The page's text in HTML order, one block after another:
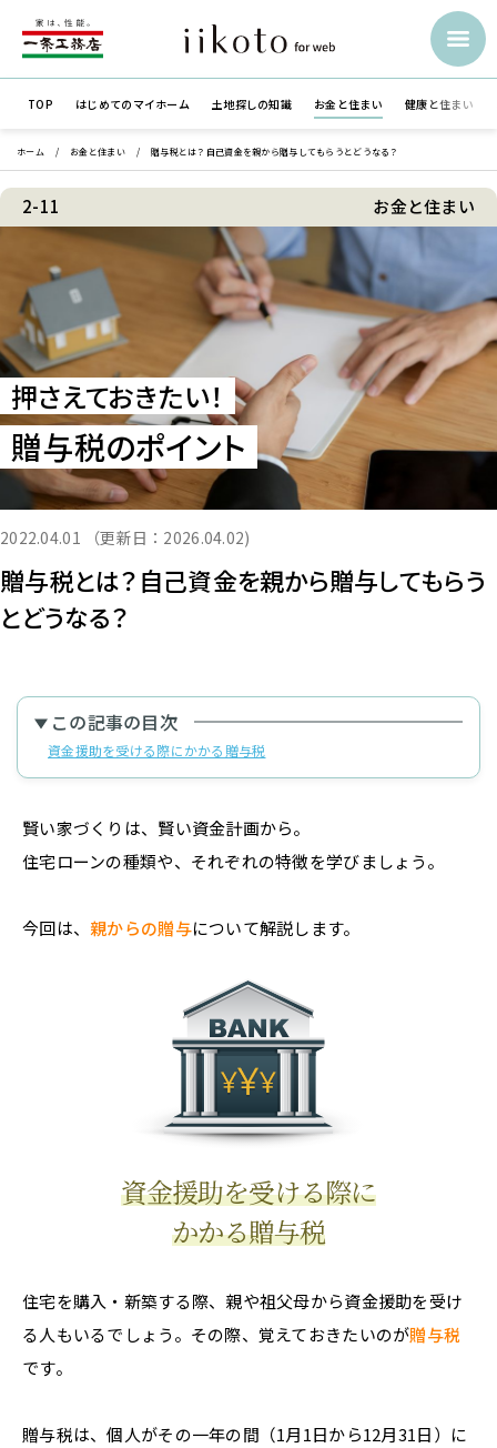
TOP はじめての マイホーム 土地探しの知識 お金と住まい 健康と住まい
ホーム お金と住まい 贈与税とは？自己資金を親から贈与してもらうとどうなる？
2-11 お金と住まい
押さえておきたい！
贈与税のポイント
2022.04.01 （更新日：2026.04.02)
贈与税とは？自己資金を親から贈与してもらう
とどうなる？
この記事の目次
資金援助を受ける際にかかる贈与税
賢い家づくりは、賢い資金計画から。
住宅ローンの種類や、それぞれの特徴を学びましょう。
今回は、親からの贈与について解説します。
資金援助を受ける際に
かかる贈与税
住宅を購入・新築する際、親や祖父母から資金援助を受け
る人もいるでしょう。その際、覚えておきたいのが贈与税
です。
贈与税は、個人がその一年の間（1月1日から12月31日）に